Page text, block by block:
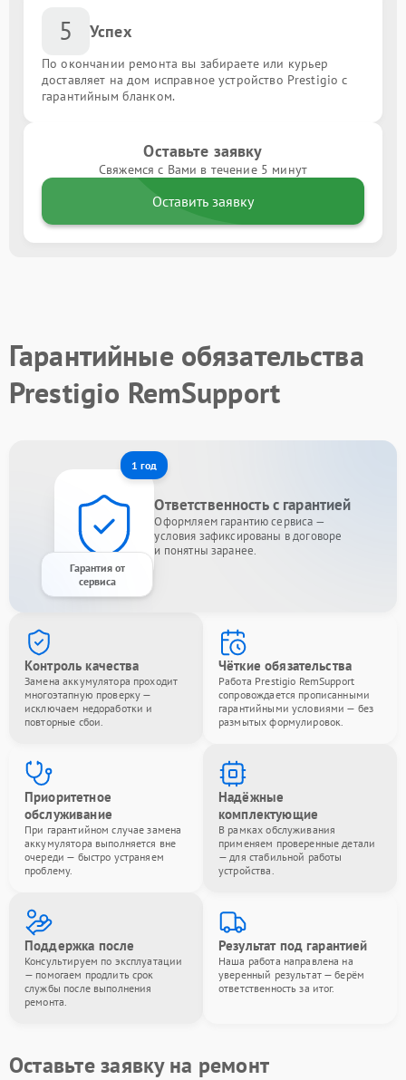
5 Успех
По окончании ремонта вы забираете или курьер
доставляет на дом исправное устройство Prestigio с
гарантийным бланком.
Оставьте заявку
Свяжемся с Вами в течение 5 минут
Оставить заявку
Гарантийные обязательства
Prestigio RemSupport
1 год
Гарантия от
сервиса
Ответственность с гарантией
Оформляем гарантию сервиса —
условия зафиксированы в договоре
и понятны заранее.
Контроль качества
Замена аккумулятора проходит
многоэтапную проверку —
исключаем недоработки и
повторные сбои.
Чёткие обязательства
Работа Prestigio RemSupport
сопровождается прописанными
гарантийными условиями — без
размытых формулировок.
Приоритетное
обслуживание
При гарантийном случае замена
аккумулятора выполняется вне
очереди — быстро устраняем
проблему.
Надёжные
комплектующие
В рамках обслуживания
применяем проверенные детали
— для стабильной работы
устройства.
Поддержка после
Консультируем по эксплуатации
— помогаем продлить срок
службы после выполнения
ремонта.
Результат под гарантией
Наша работа направлена на
уверенный результат — берём
ответственность за итог.
Оставьте заявку на ремонт